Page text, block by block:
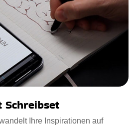
Schreibset
Ihre Inspirationen auf